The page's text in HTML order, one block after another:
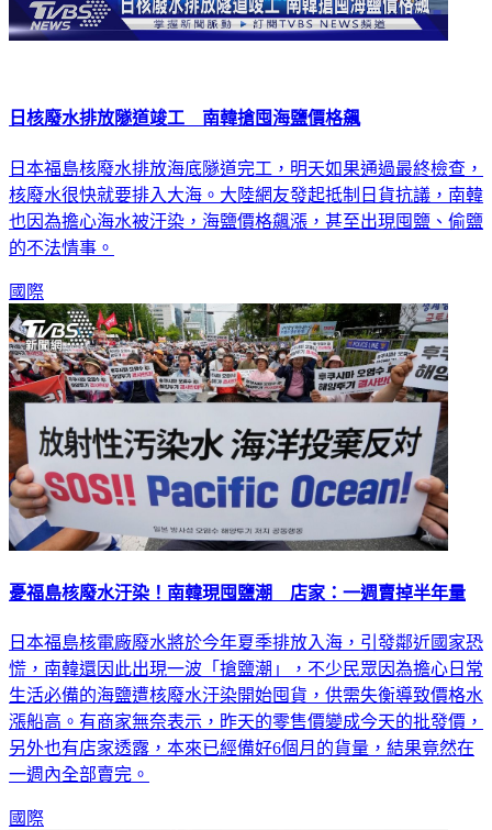
日核廢水排放隧道竣工 南韓搶囤海鹽價格飆
日本福島核廢水排放海底隧道完工，明天如果通過最終檢查，
核廢水很快就要排入大海。大陸網友發起抵制日貨抗議，南韓
也因為擔心海水被汙染，海鹽價格飆漲，甚至出現囤鹽、偷鹽
的不法情事。
國際
憂福島核廢水汙染！南韓現囤鹽潮 店家：一週賣掉半年量
日本福島核電廠廢水將於今年夏季排放入海，引發鄰近國家恐
慌，南韓還因此出現一波「搶鹽潮」，不少民眾因為擔心日常
生活必備的海鹽遭核廢水汙染開始囤貨，供需失衡導致價格水
漲船高。有商家無奈表示，昨天的零售價變成今天的批發價，
另外也有店家透露，本來已經備好6個月的貨量，結果竟然在
一週內全部賣完。
國際